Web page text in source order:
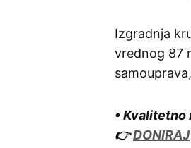
Izgradnja
vrednog 87
•
👉DONIRAJ